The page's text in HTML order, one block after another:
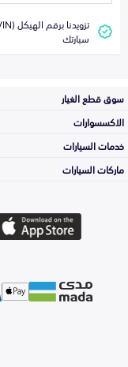
سيارتك
سوق قطع الغيار
الاكسسوارات
خدمات السيارات
ماركات السيارات